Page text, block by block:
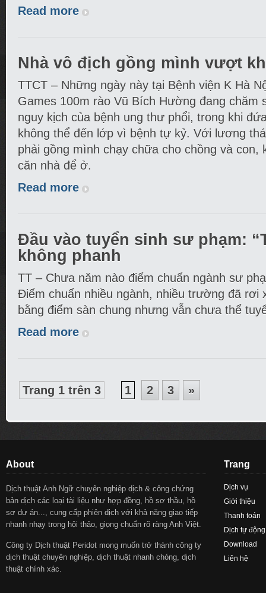
Read more
Nhà vô địch gồng mình vượt
TTCT – Những ngày này tại Bệnh viện K Hà
Games 100m rào Vũ Bích Hường đang chăm
nguy kịch của bệnh ung thư phổi, trong khi
không thể đến lớp vì bệnh tự kỷ. Với lương
phải gồng mình chạy chữa cho chồng và con,
căn nhà để ở.
Read more
Đầu vào tuyển sinh sư phạm:
không phanh
TT – Chưa năm nào điểm chuẩn ngành sư
Điểm chuẩn nhiều ngành, nhiều trường đã rơi
bằng điểm sàn chung nhưng vẫn chưa thể
Read more
Trang 1 trên 3 1 2 3 »
About
Dịch thuật Anh Ngữ chuyên nghiệp dịch & công chứng
bản dịch các loại tài liệu như hợp đồng, hồ sơ thầu, hồ
sơ dự án..., cung cấp phiên dịch với khả năng giao tiếp
nhanh nhạy trong hội thảo, giọng chuẩn rõ ràng Anh Việt.
Công ty Dịch thuật Peridot mong muốn trở thành công ty
dịch thuật chuyên nghiệp, dịch thuật nhanh chóng, dịch
thuật chính xác.
Trang
Dịch vụ
Giới thiệu
Thanh toán
Dịch tự động
Download
Liên hệ